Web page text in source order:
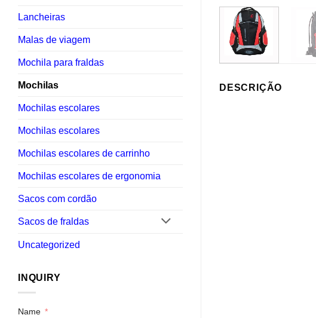
Lancheiras
Malas de viagem
Mochila para fraldas
Mochilas
Mochilas escolares
Mochilas escolares
Mochilas escolares de carrinho
Mochilas escolares de ergonomia
Sacos com cordão
Sacos de fraldas
Uncategorized
INQUIRY
Name
DESCRIÇÃO